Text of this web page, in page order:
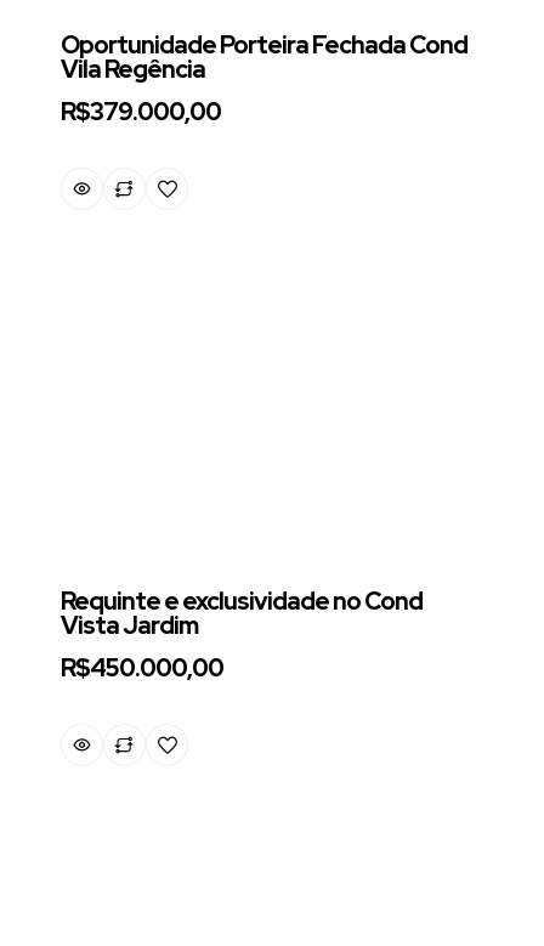
Oportunidade Porteira Fechada Cond
Vila Regência
R$379.000,00
Requinte e exclusividade no Cond
Vista Jardim
R$450.000,00